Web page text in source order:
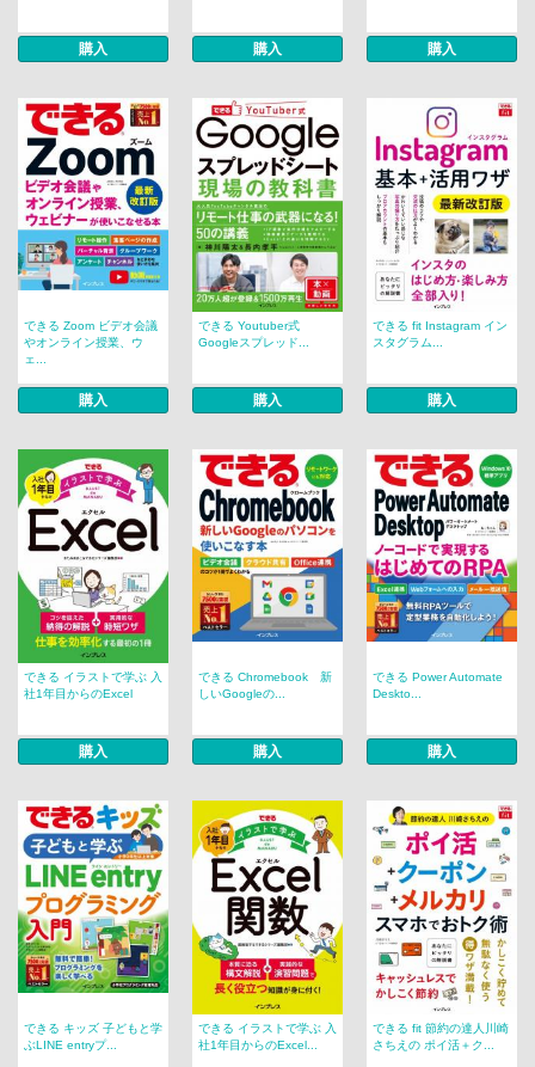
購入 購入 購入
できる Zoom ビデオ会議
やオンライン授業、ウ
ェ...
購入
できる Youtuber式
Googleスプレッド...
購入
できる fit Instagram イン
スタグラム...
購入
できる イラストで学ぶ 入
社1年目からのExcel
購入
できる Chromebook 新
しいGoogleの...
購入
できる Power Automate
Deskto...
購入
できる キッズ 子どもと学
ぶLINE entryプ...
できる イラストで学ぶ 入
社1年目からのExcel...
できる fit 節約の達人川崎
さちえの ポイ活＋ク...